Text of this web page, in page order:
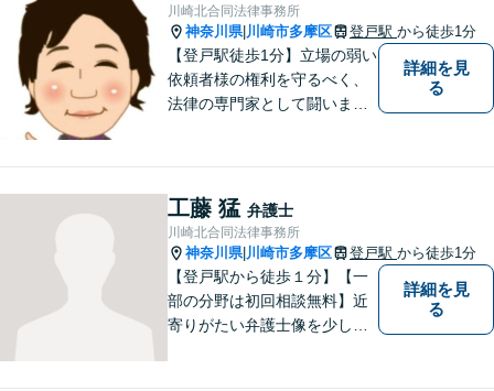
川崎北合同法律事務所
神奈川県| 川崎市多摩区 登戸駅 から徒歩1分
【登戸駅徒歩1分】立場の弱い
依頼者様の権利を守るべく、
法律の専門家として闘いま
件・刑事事件・労働事件な
ど、幅広く対応いたします。
詳細を見
る
工藤 猛 弁護士
川崎北合同法律事務所
神奈川県| 川崎市多摩区 登戸駅 から徒歩1分
【登戸駅から徒歩１分】【一
部の分野は初回相談無料】近
寄りがたい弁護士像を少しで
詳細を見
る